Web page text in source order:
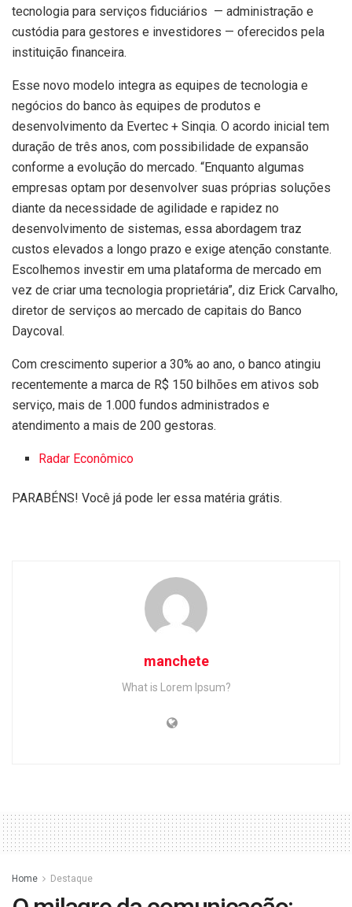
tecnologia para serviços fiduciários — administração e
custódia para gestores e investidores — oferecidos pela
instituição financeira.
Esse novo modelo integra as equipes de tecnologia e
negócios do banco às equipes de produtos e
desenvolvimento da Evertec + Sinqia. O acordo inicial tem
duração de três anos, com possibilidade de expansão
conforme a evolução do mercado. “Enquanto algumas
empresas optam por desenvolver suas próprias soluções
diante da necessidade de agilidade e rapidez no
desenvolvimento de sistemas, essa abordagem traz
custos elevados a longo prazo e exige atenção constante.
Escolhemos investir em uma plataforma de mercado em
vez de criar uma tecnologia proprietária”, diz Erick Carvalho,
diretor de serviços ao mercado de capitais do Banco
Daycoval.
Com crescimento superior a 30% ao ano, o banco atingiu
recentemente a marca de R$ 150 bilhões em ativos sob
serviço, mais de 1.000 fundos administrados e
atendimento a mais de 200 gestoras.
Radar Econômico
PARABÉNS! Você já pode ler essa matéria grátis.
manchete
What is Lorem Ipsum?
Home Destaque